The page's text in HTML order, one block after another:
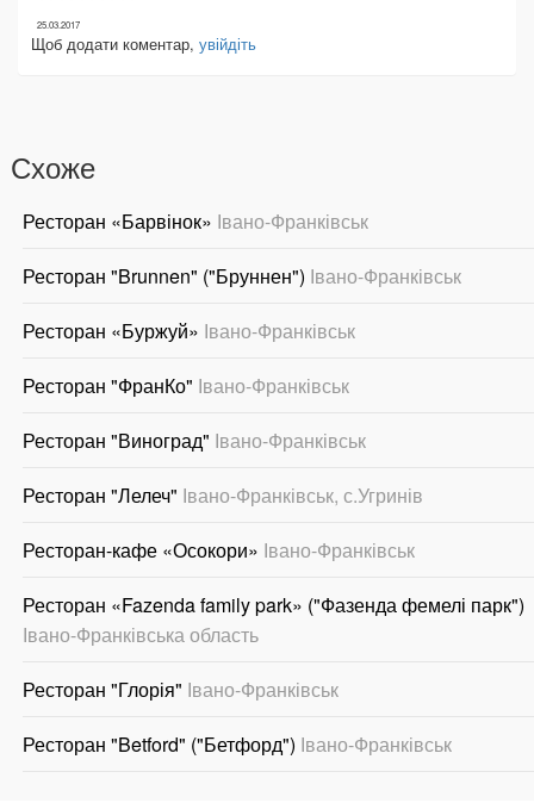
25.03.2017
Щоб додати коментар, увійдіть
Схоже
Ресторан «Барвінок» Івано-Франківськ
Ресторан "Brunnen" ("Бруннен") Івано-Франківськ
Ресторан «Буржуй» Івано-Франківськ
Ресторан "ФранКо" Івано-Франківськ
Ресторан "Виноград" Івано-Франківськ
Ресторан "Лелеч" Івано-Франківськ, с.Угринів
Ресторан-кафе «Осокори» Івано-Франківськ
Ресторан «Fazenda family park» ("Фазенда фемелі парк")
Івано-Франківська область
Ресторан "Глорія" Івано-Франківськ
Ресторан "Betford" ("Бетфорд") Івано-Франківськ